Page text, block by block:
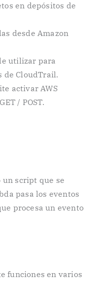
en depósitos de
desde Amazon
utilizar para
de CloudTrail.
activar AWS
/ POST.
un script que se
pasa los eventos
procesa un evento
funciones en varios